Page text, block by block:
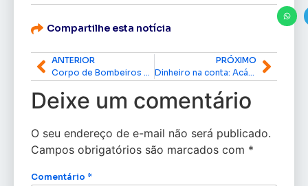
Compartilhe esta notícia
ANTERIOR
Corpo de Bombeiros alerta para cuidados com fogueiras e fogos de artifício durante as festas juninas
PRÓXIMO
Dinheiro na conta: Acácio Favacho garante R$ 5,4 milhões para obras de infraestrutura, mobilidade e esporte no Amapá
Deixe um comentário
O seu endereço de e-mail não será publicado.
Campos obrigatórios são marcados com *
Comentário *